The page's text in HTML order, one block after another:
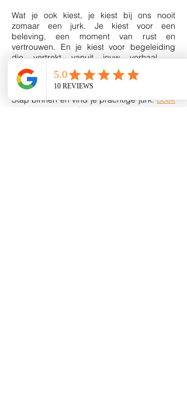
Wat je ook kiest, je kiest bij ons nooit
zomaar een jurk. Je kiest voor een
beleving, een moment van rust en
vertrouwen. En je kiest voor begeleiding
die vertrekt vanuit jouw verhaal —
persoonlijk, geduldig en met een scherp
oog voor wat jou laat stralen.
Stap binnen en vind je prachtige jurk.Boek
vandaag nog je afspraak.